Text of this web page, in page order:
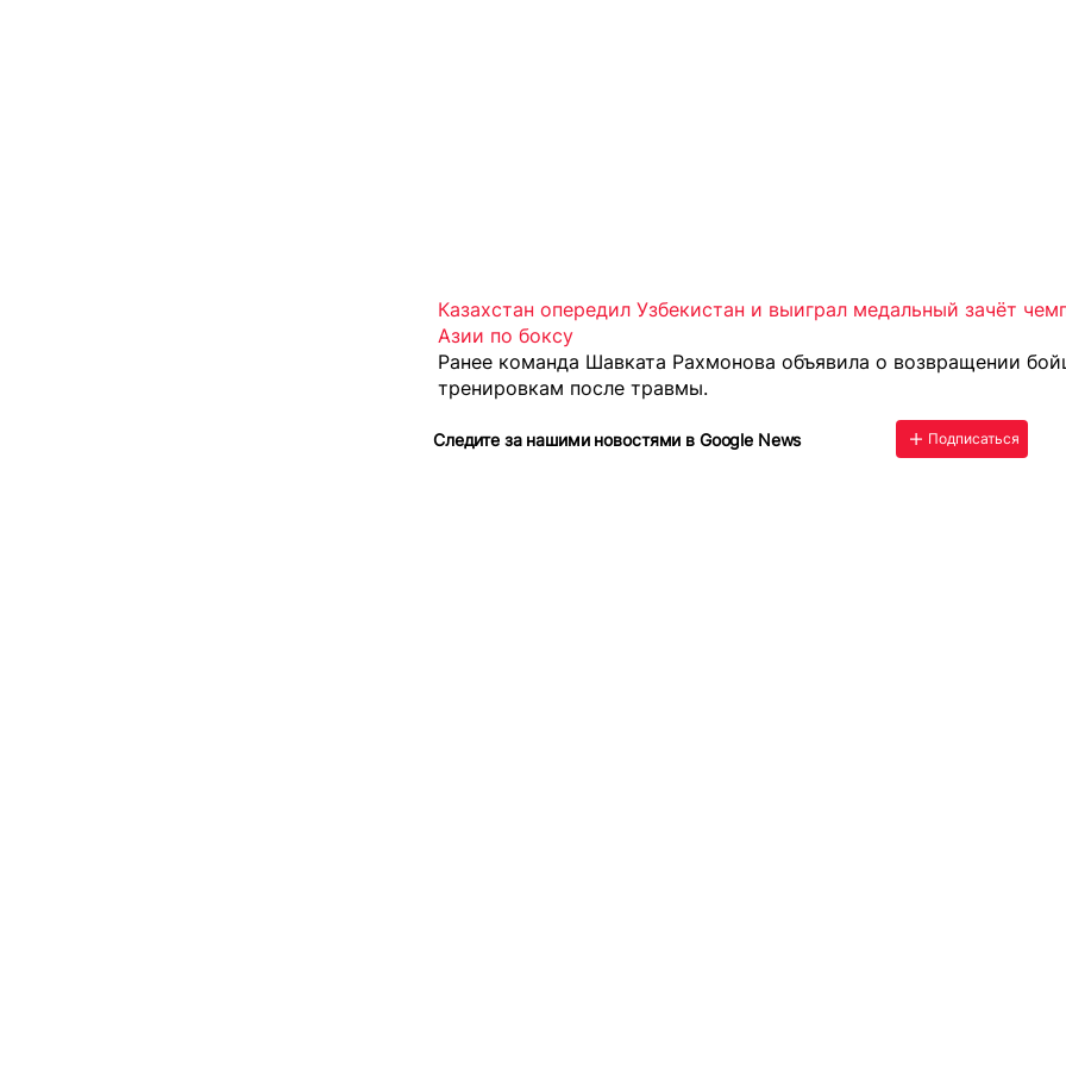
Казахстан опередил Узбекистан и выиграл медальный зачёт
Азии по боксу
Ранее команда Шавката Рахмонова объявила о возвращении
тренировкам после травмы.
Следите за нашими новостями в Google News Подписаться